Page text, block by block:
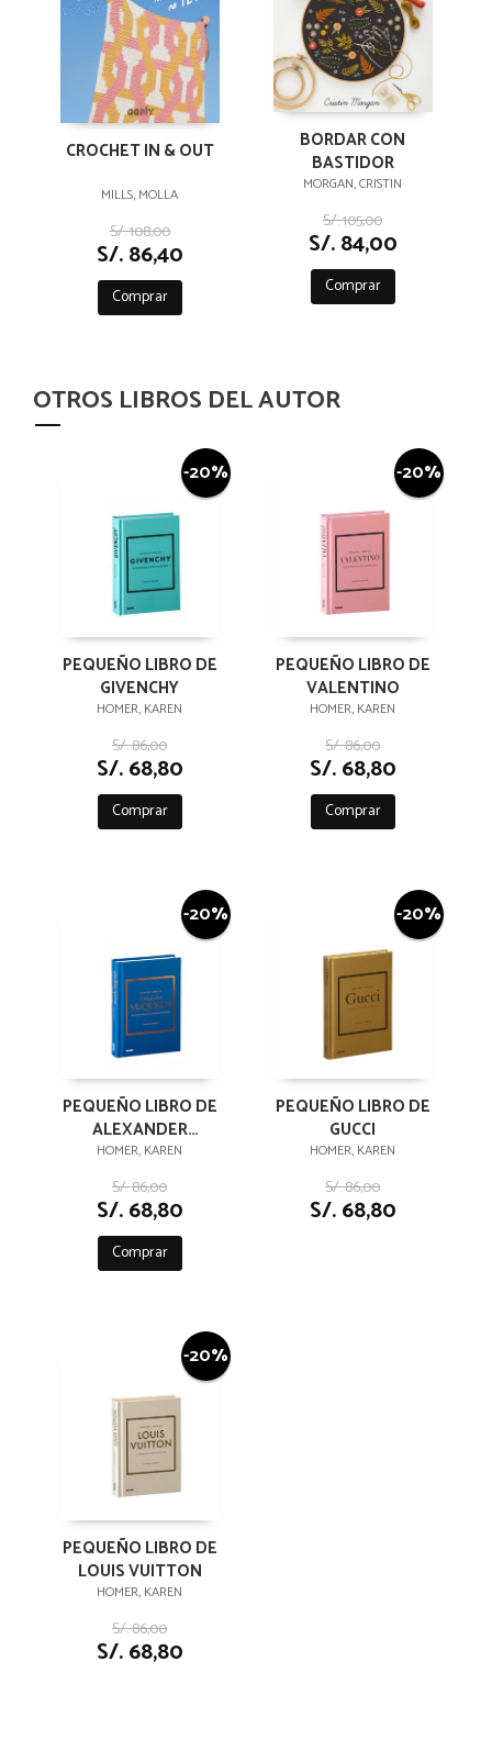
CROCHET IN & OUT
MILLS, MOLLA
S/. 108,00
S/. 86,40
Comprar
BORDAR CON
BASTIDOR
MORGAN, CRISTIN
S/. 105,00
S/. 84,00
Comprar
OTROS LIBROS DEL AUTOR
-20%
PEQUEÑO LIBRO DE
GIVENCHY
HOMER, KAREN
S/. 86,00
S/. 68,80
Comprar
-20%
PEQUEÑO LIBRO DE
VALENTINO
HOMER, KAREN
S/. 86,00
S/. 68,80
Comprar
-20%
PEQUEÑO LIBRO DE
ALEXANDER
MCQUEEN
HOMER, KAREN
S/. 86,00
S/. 68,80
Comprar
-20%
PEQUEÑO LIBRO DE
GUCCI
HOMER, KAREN
S/. 86,00
S/. 68,80
-20%
PEQUEÑO LIBRO DE
LOUIS VUITTON
HOMER, KAREN
S/. 86,00
S/. 68,80